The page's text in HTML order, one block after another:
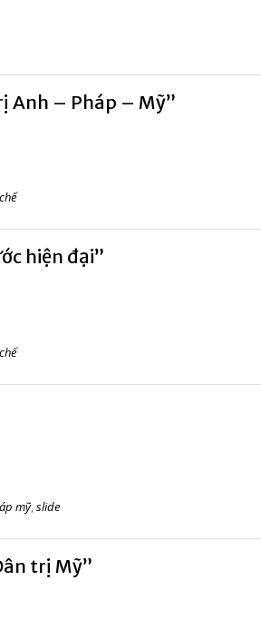
Anh – Pháp – Mỹ”
hiện đại”
mỹ,slide
trị Mỹ”